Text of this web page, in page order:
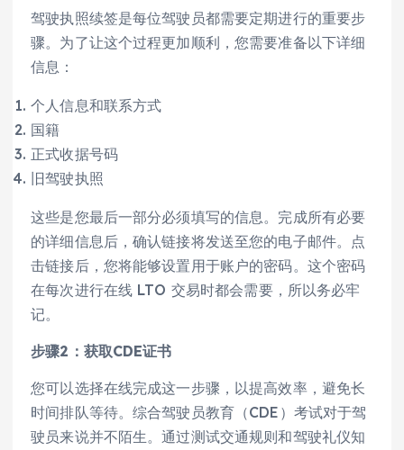
驾驶执照续签是每位驾驶员都需要定期进行的重要步
骤。为了让这个过程更加顺利，您需要准备以下详细
信息：
个人信息和联系方式
国籍
正式收据号码
旧驾驶执照
这些是您最后一部分必须填写的信息。完成所有必要
的详细信息后，确认链接将发送至您的电子邮件。点
击链接后，您将能够设置用于账户的密码。这个密码
在每次进行在线 LTO 交易时都会需要，所以务必牢
记。
步骤2：获取CDE证书
您可以选择在线完成这一步骤，以提高效率，避免长
时间排队等待。综合驾驶员教育（CDE）考试对于驾
驶员来说并不陌生。通过测试交通规则和驾驶礼仪知